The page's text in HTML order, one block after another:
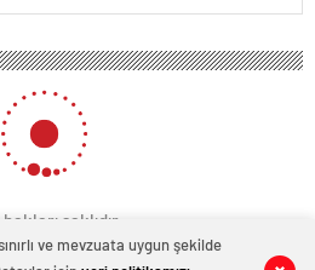
ve mevzuata uygun şekilde